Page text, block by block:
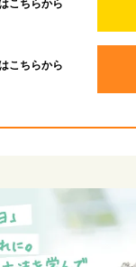
こちらから
こちらから